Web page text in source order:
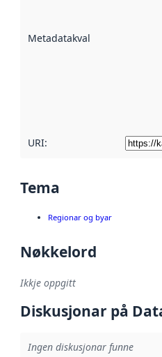
Metadatakvalitet
URI:
Tema
Regionar og byar
Nøkkelord
Ikkje oppgitt
Diskusjonar på
Ingen diskusjonar funne